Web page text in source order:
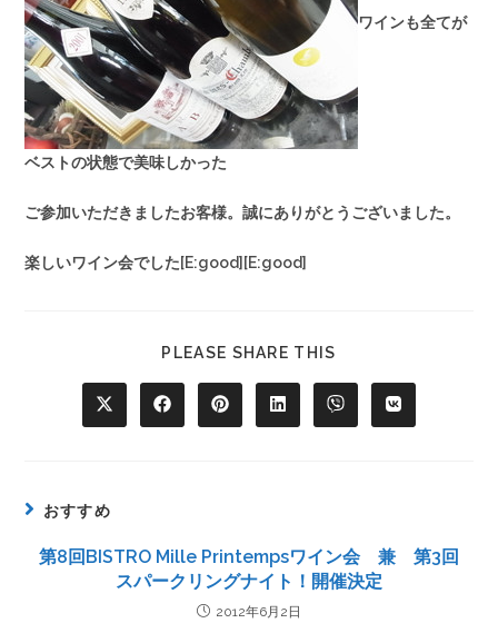
ワインも全てが
ベストの状態で美味しかった
ご参加いただきましたお客様。誠にありがとうございました。
楽しいワイン会でした[E:good][E:good]
PLEASE SHARE THIS
おすすめ
第8回BISTRO Mille Printempsワイン会 兼 第3回
スパークリングナイト！開催決定
2012年6月2日